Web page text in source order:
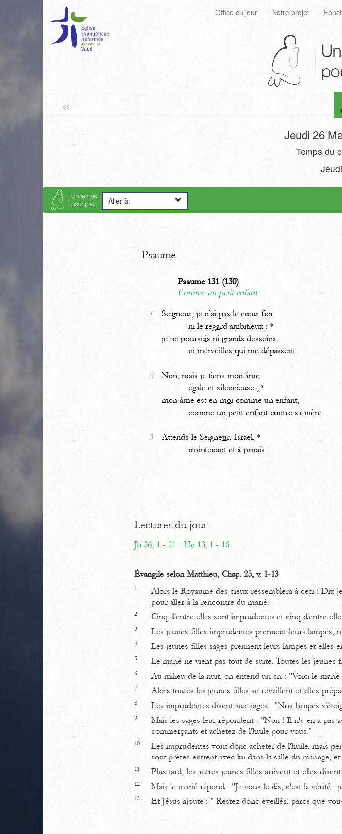
Office du jour Notre projet
«
Jeudi 26
Temps du
Jeudi
Aller à:
Psaume
Psaume 131 (130)
Comme un petit enfant
1 Seigneur, je n’ai pas le cœur fier
ni le regard ambitieux ; *
je ne poursuis ni grands desseins,
ni merveilles qui me dépassent.
2 Non, mais je tiens mon âme
égale et silencieuse ; *
mon âme est en moi comme un enfant,
comme un petit enfant contre sa mère.
3 Attends le Seigneur, Israël, *
maintenant et à jamais.
Lectures du jour
Jb 36, 1 - 21 He 13, 1 - 16
Évangile selon Matthieu, Chap. 25, v. 1-13
1
Alors le Royaume des cieux ressemblera à ceci : Dix
pour aller à la rencontre du marié.
2 Cinq d'entre elles sont imprudentes et cinq d'entre
3 Les jeunes filles imprudentes prennent leurs lampes,
4 Les jeunes filles sages prennent leurs lampes et elles
5 Le marié ne vient pas tout de suite. Toutes les jeunes
6 Au milieu de la nuit, on entend un cri : "Voici le marié
7 Alors toutes les jeunes filles se réveillent et elles
8 Les imprudentes disent aux sages : "Nos lampes
9
Mais les sages leur répondent : "Non ! Il n'y en a pas
commerçants et achetez de l'huile pour vous."
10
Les imprudentes vont donc acheter de l'huile, mais
sont prêtes entrent avec lui dans la salle du mariage,
11 Plus tard, les autres jeunes filles arrivent et elles
12 Mais le marié répond : "Je vous le dis, c'est la vérité :
13 Et Jésus ajoute : " Restez donc éveillés, parce que